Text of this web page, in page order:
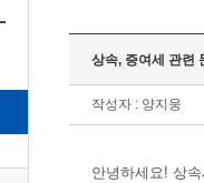
상속, 증여세 관련
작성자 : 양지웅
안녕하세요! 상